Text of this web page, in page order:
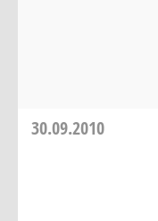
30.09.2010